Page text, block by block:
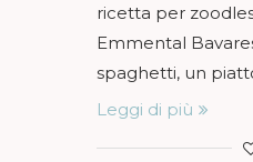
ricetta per
Emmental
spaghetti, un
Leggi di più